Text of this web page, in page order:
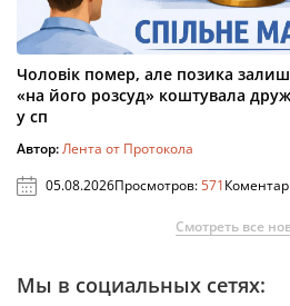
Чоловік помер, але позика
«на його розсуд» коштувала
у сп
Автор:Лента от Протокола
05.08.2026Просмотров:571
Смотреть все
Мы в социальных сетях: